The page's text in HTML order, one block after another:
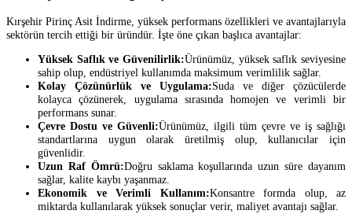
Kırşehir Pirinç Asit İndirme, yüksek performans özellikleri ve avantajlarıyla
sektörün tercih ettiği bir üründür. İşte öne çıkan başlıca avantajlar:
Yüksek Saflık ve Güvenilirlik:Ürünümüz, yüksek saflık seviyesine
sahip olup, endüstriyel kullanımda maksimum verimlilik sağlar.
Kolay Çözünürlük ve Uygulama:Suda ve diğer çözücülerde
kolayca çözünerek, uygulama sırasında homojen ve verimli bir
performans sunar.
Çevre Dostu ve Güvenli:Ürünümüz, ilgili tüm çevre ve iş sağlığı
standartlarına uygun olarak üretilmiş olup, kullanıcılar için
güvenlidir.
Uzun Raf Ömrü:Doğru saklama koşullarında uzun süre dayanım
sağlar, kalite kaybı yaşanmaz.
Ekonomik ve Verimli Kullanım:Konsantre formda olup, az
miktarda kullanılarak yüksek sonuçlar verir, maliyet avantajı sağlar.